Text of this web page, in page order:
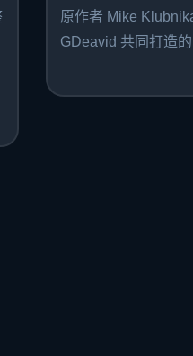
原作者 Mike
GDeavid 共同打造的